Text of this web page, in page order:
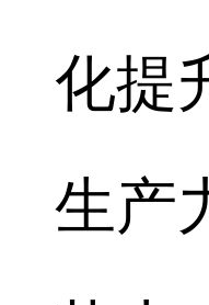
化提
生产